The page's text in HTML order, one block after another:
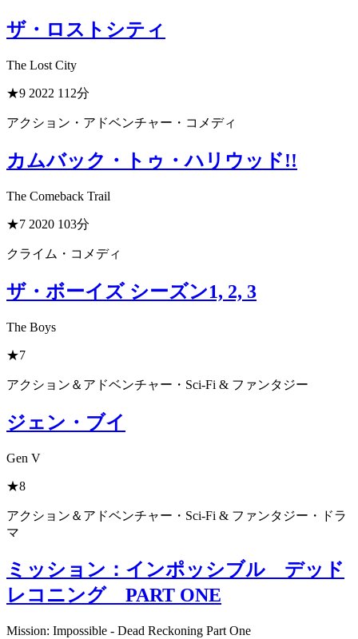
ザ・ロストシティ
The Lost City
★9 2022 112分
アクション・アドベンチャー・コメディ
カムバック・トゥ・ハリウッド!!
The Comeback Trail
★7 2020 103分
クライム・コメディ
ザ・ボーイズ シーズン1, 2, 3
The Boys
★7
アクション＆アドベンチャー・Sci-Fi & ファンタジー
ジェン・ブイ
Gen V
★8
アクション＆アドベンチャー・Sci-Fi & ファンタジー・ドラ
マ
ミッション：インポッシブル デッド
レコニング PART ONE
Mission: Impossible - Dead Reckoning Part One